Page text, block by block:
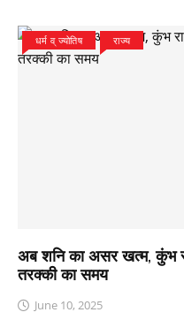
धर्म व् ज्योतिष राज्य
अब शनि का असर खत्म, कुंभ
तरक्की का समय
June 10, 2025